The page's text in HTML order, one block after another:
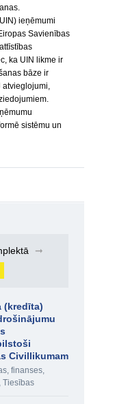
ieņēmumi
Savienības
ka UIN likme ir
bāze ir
atvieglojumi,
sistēmu un
➞
(kredīta)
Civillikumam
finanses,
, Tiesības